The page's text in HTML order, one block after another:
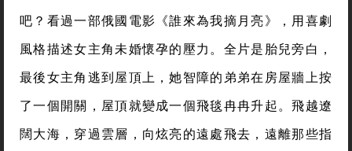
吧？看過一部俄國電影《誰來為我摘月亮》，用喜劇
風格描述女主角未婚懷孕的壓力。全片是胎兒旁白，
最後女主角逃到屋頂上，她智障的弟弟在房屋牆上按
了一個開關，屋頂就變成一個飛毯冉冉升起。飛越遼
闊大海，穿過雲層，向炫亮的遠處飛去，遠離那些指